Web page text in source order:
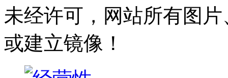
未经许可，网站所有图
或建立镜像！